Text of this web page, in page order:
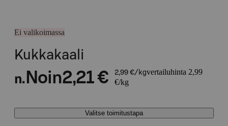
Ei valikoimassa
Kukkakaali
n. Noin2,21 € 2,99 €/kgvertailuhinta 2,99
€/kg
Valitse toimitustapa